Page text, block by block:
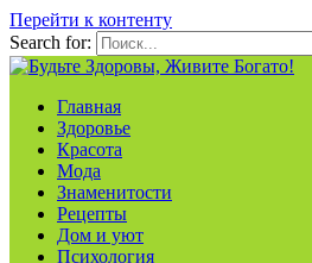
Перейти к контенту
Search for:
Главная
Здоровье
Красота
Мода
Знаменитости
Рецепты
Дом и уют
Психология